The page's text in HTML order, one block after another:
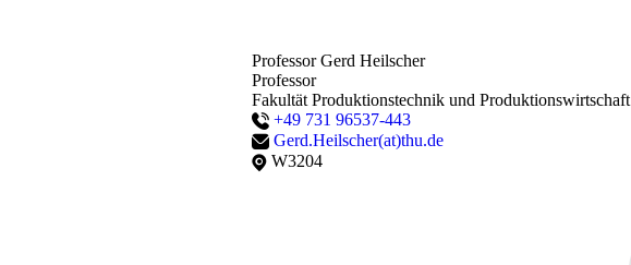
Professor Gerd Heilscher
Professor
Fakultät Produktionstechnik und Produktionswirtschaft
+49 731 96537-443
Gerd.Heilscher(at)thu.de
W3204